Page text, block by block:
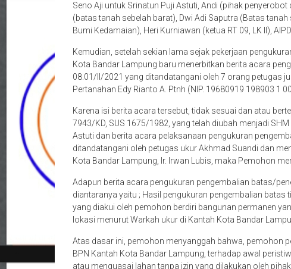
Seno Aji untuk Srinatun Puji Astuti, Andi (pihak
(batas tanah sebelah barat), Dwi Adi Saputra (Batas
Bumi Kedamaian), Heri Kurniawan (ketua RT 09, LK II),
Kemudian, setelah sekian lama sejak pekerjaan
Kota Bandar Lampung baru menerbitkan berita acara
08.01/II/2021 yang ditandatangani oleh 7 orang petugas
Pertanahan Edy Rianto A. Ptnh (NIP. 19680919 198903 1
Karena isi berita acara tersebut, tidak sesuai dan atau
7943/KD, SUS 1675/1982, yang telah diubah menjadi
Astuti dan berita acara pelaksanaan pengukuran
ditandatangani oleh petugas ukur Akhmad Suandi dan
Kota Bandar Lampung, Ir. Irwan Lubis, maka Pemohon
Adapun berita acara pengukuran pengembalian batas/
diantaranya yaitu ; Hasil pengukuran pengembalian
yang diakui oleh pemohon berdiri bangunan permanen
lokasi menurut Warkah ukur di Kantah Kota Bandar
Atas dasar ini, pemohon menyanggah bahwa, pemohon
BPN Kantah Kota Bandar Lampung, terhadap awal
atau menguasai lahan tanpa izin yang dilakukan oleh